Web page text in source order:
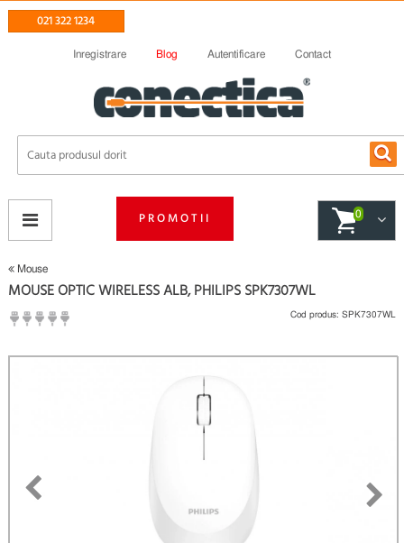
021 322 1234
Inregistrare Blog Autentificare Contact
PROMOTII 0
Mouse
MOUSE OPTIC WIRELESS ALB, PHILIPS SPK7307WL
Fii primul care scrie un review
Cod produs: SPK7307WL